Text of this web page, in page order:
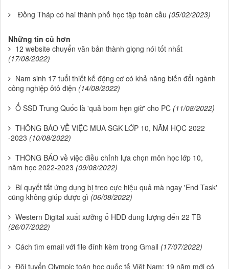
Đồng Tháp có hai thành phố học tập toàn cầu (05/02/2023)
Những tin cũ hơn
12 website chuyển văn bản thành giọng nói tốt nhất
(17/08/2022)
Nam sinh 17 tuổi thiết kế động cơ có khả năng biến đổi ngành
công nghiệp ôtô điện (14/08/2022)
Ổ SSD Trung Quốc là 'quả bom hẹn giờ' cho PC (11/08/2022)
THÔNG BÁO VỀ VIỆC MUA SGK LỚP 10, NĂM HỌC 2022
-2023 (10/08/2022)
THÔNG BÁO về việc điều chỉnh lựa chọn môn học lớp 10,
năm học 2022-2023 (09/08/2022)
Bí quyết tắt ứng dụng bị treo cực hiệu quả mà ngay 'End Task'
cũng không giúp được gì (06/08/2022)
Western Digital xuất xưởng ổ HDD dung lượng đến 22 TB
(26/07/2022)
Cách tìm email với file đính kèm trong Gmail (17/07/2022)
Đội tuyển Olympic toán học quốc tế Việt Nam: 19 năm mới có